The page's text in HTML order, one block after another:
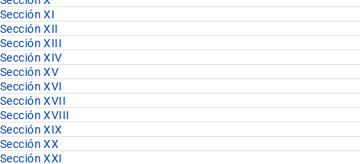
Sección XI
Sección XII
Sección XIII
Sección XIV
Sección XV
Sección XVI
Sección XVII
Sección XVIII
Sección XIX
Sección XX
Sección XXI